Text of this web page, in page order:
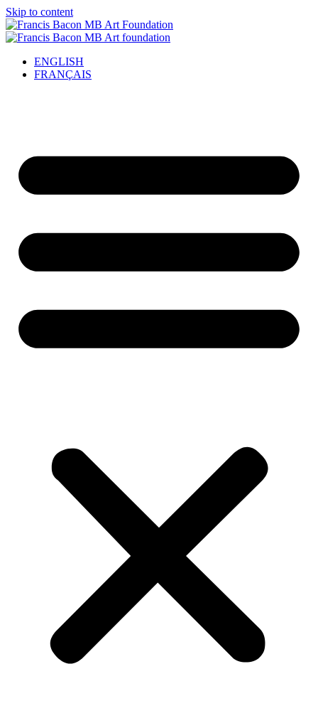
Skip to content
ENGLISH
FRANÇAIS